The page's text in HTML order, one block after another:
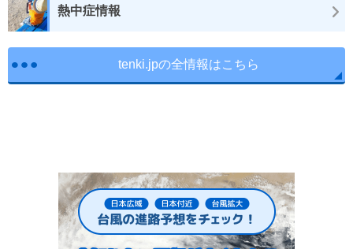
熱中症情報
tenki.jpの全情報はこちら